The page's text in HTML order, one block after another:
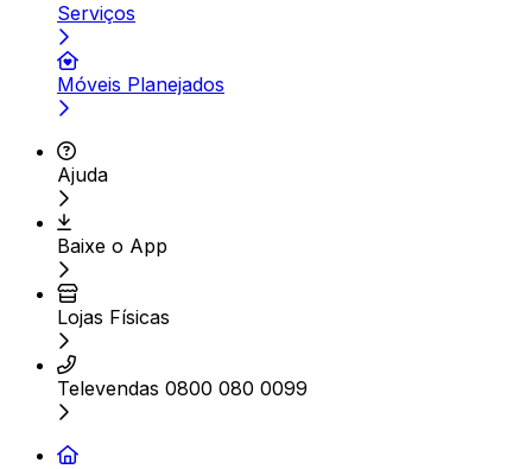
Serviços
Móveis Planejados
Ajuda
Baixe o App
Lojas Físicas
Televendas 0800 080 0099